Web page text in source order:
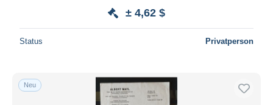
± 4,62 $
Status Privatperson
Neu